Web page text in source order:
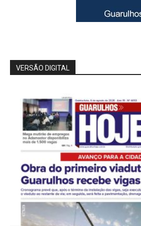
VERSÃO DIGITAL